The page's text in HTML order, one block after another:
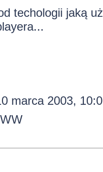
techologii jaką
marca 2003,